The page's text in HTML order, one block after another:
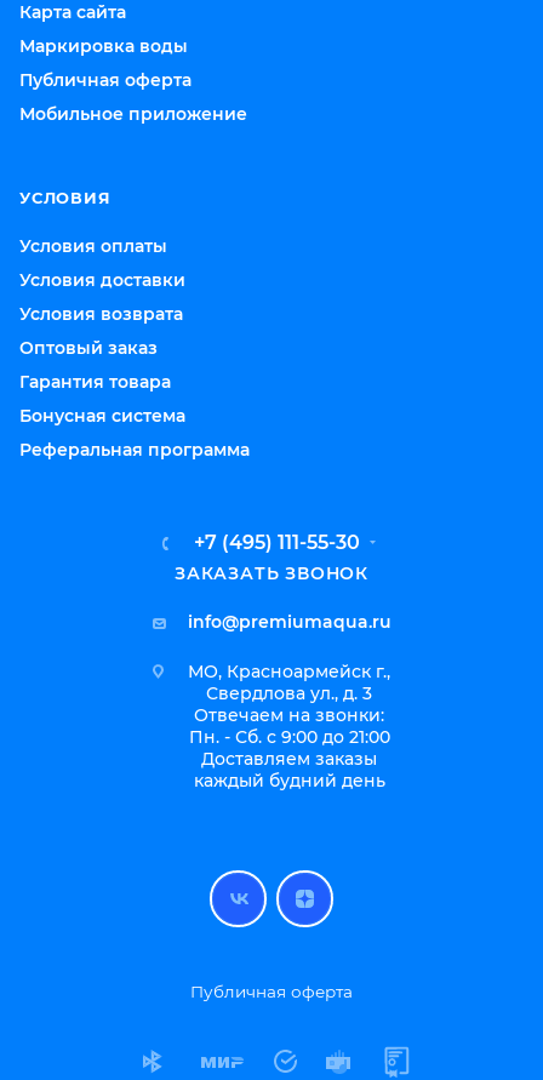
Карта сайта
Маркировка воды
Публичная оферта
Мобильное приложение
УСЛОВИЯ
Условия оплаты
Условия доставки
Условия возврата
Оптовый заказ
Гарантия товара
Бонусная система
Реферальная программа
+7 (495) 111-55-30
ЗАКАЗАТЬ ЗВОНОК
info@premiumaqua.ru
МО, Красноармейск г.,
Свердлова ул., д. 3
Отвечаем на звонки:
Пн. - Сб. с 9:00 до 21:00
Доставляем заказы
каждый будний день
Публичная оферта